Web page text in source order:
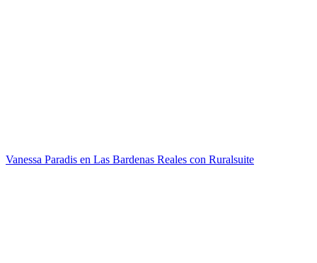
Vanessa Paradis en Las Bardenas Reales con Ruralsuite